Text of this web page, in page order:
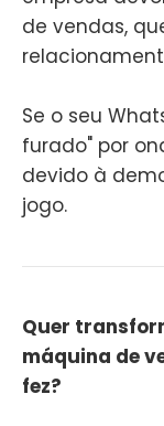
de vendas,
Se o seu
furado" por
devido à
jogo.
Quer
máquina de
fez?